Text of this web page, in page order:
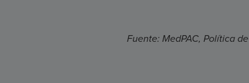
Fuente: MedPAC, Política